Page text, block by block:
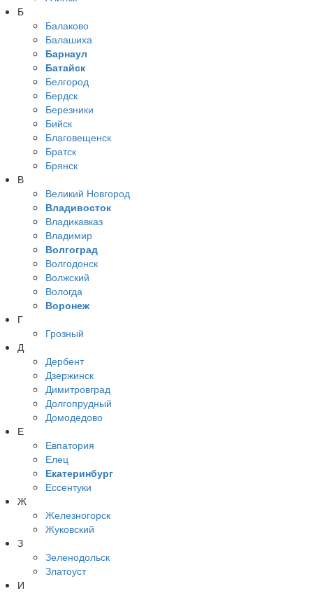
Б
Балаково
Балашиха
Барнаул
Батайск
Белгород
Бердск
Березники
Бийск
Благовещенск
Братск
Брянск
В
Великий Новгород
Владивосток
Владикавказ
Владимир
Волгоград
Волгодонск
Волжский
Вологда
Воронеж
Г
Грозный
Д
Дербент
Дзержинск
Димитровград
Долгопрудный
Домодедово
Е
Евпатория
Елец
Екатеринбург
Ессентуки
Ж
Железногорск
Жуковский
З
Зеленодольск
Златоуст
И